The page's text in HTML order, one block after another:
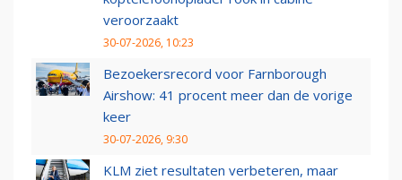
veroorzaakt
30-07-2026, 10:23
Bezoekersrecord voor Farnborough
Airshow: 41 procent meer dan de vorige
keer
30-07-2026, 9:30
KLM ziet resultaten verbeteren, maar